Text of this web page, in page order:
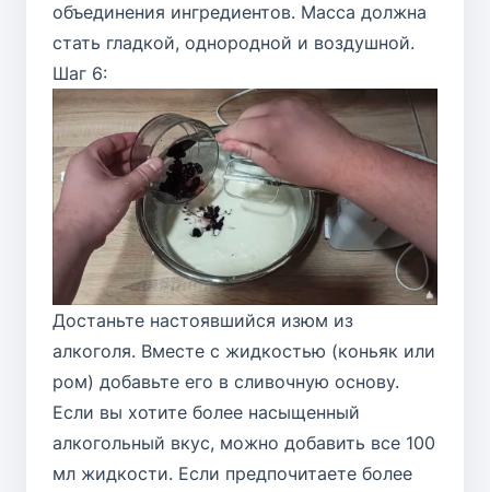
объединения ингредиентов. Масса должна
стать гладкой, однородной и воздушной.
Шаг 6:
Достаньте настоявшийся изюм из
алкоголя. Вместе с жидкостью (коньяк или
ром) добавьте его в сливочную основу.
Если вы хотите более насыщенный
алкогольный вкус, можно добавить все 100
мл жидкости. Если предпочитаете более